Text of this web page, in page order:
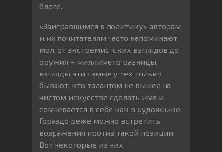
блоге.
«Заигравшимся в политику» авторам
и их почитателям часто напоминают,
мол, от экстремистских взглядов до
оружия – миллиметр разницы,
взгляды эти самые у тех только
бывают, кто талантом не вышел на
чистом искусстве сделать имя и
сомневается в себе как в художнике.
Гораздо реже можно встретить
возражения против такой позиции.
Вот некоторые из них.